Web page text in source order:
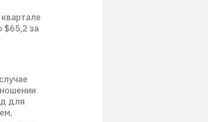
$65,2 за
для